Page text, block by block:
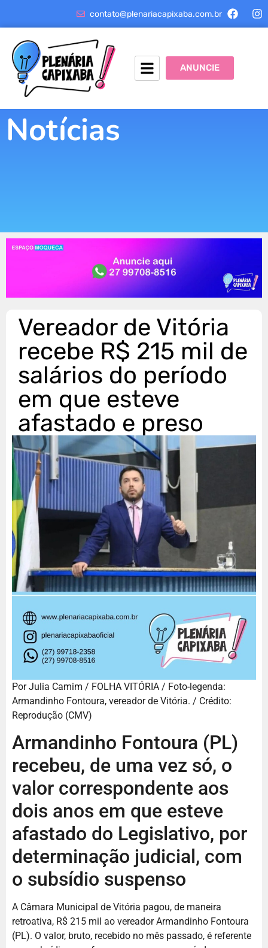
contato@plenariacapixaba.com.br
ANUNCIE
Notícias
Vereador de Vitória
recebe R$ 215 mil de
salários do período
em que esteve
afastado e preso
Por Julia Camim / FOLHA VITÓRIA / Foto-legenda:
Armandinho Fontoura, vereador de Vitória. / Crédito:
Reprodução (CMV)
Armandinho Fontoura (PL)
recebeu, de uma vez só, o
valor correspondente aos
dois anos em que esteve
afastado do Legislativo, por
determinação judicial, com
o subsídio suspenso
A Câmara Municipal de Vitória pagou, de maneira
retroativa, R$ 215 mil ao vereador Armandinho Fontoura
(PL). O valor, bruto, recebido no mês passado, é referente